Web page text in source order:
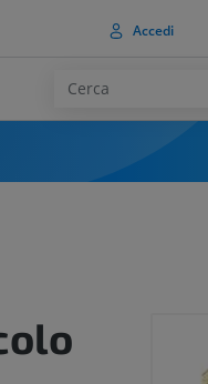
Accedi